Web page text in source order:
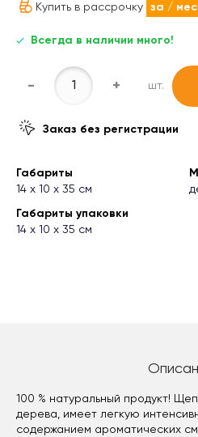
Купить в рассрочку за /
Всегда в наличии много!
- + шт.
Заказ без регистрации
Габариты
14 х 10 х 35 см
Габариты упаковки
14 х 10 х 35 см
100 % натуральный продукт!
дерева, имеет легкую
содержанием ароматических